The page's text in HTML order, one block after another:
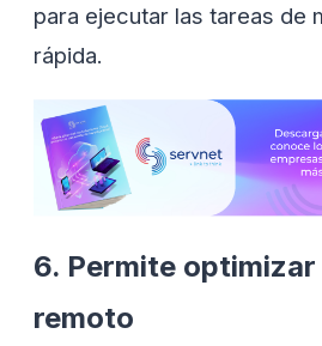
para ejecutar las tareas de
rápida.
6. Permite
remoto